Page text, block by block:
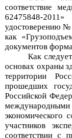
соответствие
62475848-2011»
удостоверению
как
документов
Как
основах охраны
территории
прошедших
Российской
экономического
участников
соответствии с